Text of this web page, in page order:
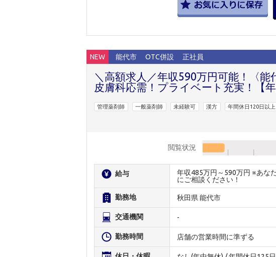
NEW 能代市 OTC併設 正社員
＼高額求人／年収590万円可能！〈
皮膚科応需！プライベート充実！【年
管理薬剤師 一般薬剤師 未経験可 漢方 年間休日120日以上
閲覧状況
給与
年収485万円～590万円 ※あな
にご相談ください！
勤務地 秋田県 能代市
交通機関 -
勤務時間 店舗の営業時間に準ずる